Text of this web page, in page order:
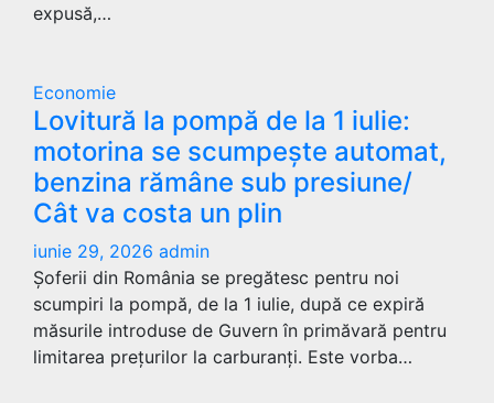
expusă,…
Economie
Lovitură la pompă de la 1 iulie:
motorina se scumpește automat,
benzina rămâne sub presiune/
Cât va costa un plin
iunie 29, 2026 admin
Șoferii din România se pregătesc pentru noi
scumpiri la pompă, de la 1 iulie, după ce expiră
măsurile introduse de Guvern în primăvară pentru
limitarea prețurilor la carburanți. Este vorba…